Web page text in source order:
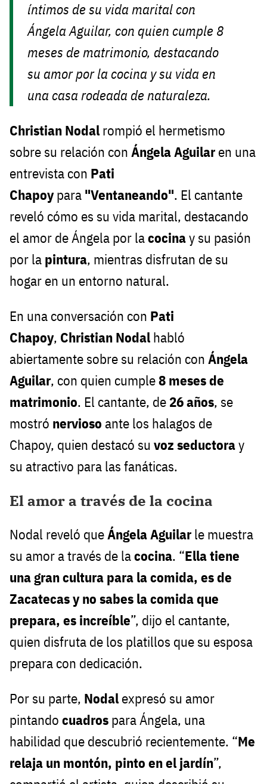
íntimos de su vida marital con
Ángela Aguilar, con quien cumple 8
meses de matrimonio, destacando
su amor por la cocina y su vida en
una casa rodeada de naturaleza.
Christian Nodal rompió el hermetismo
sobre su relación con Ángela Aguilar en una
entrevista con Pati
Chapoypara "Ventaneando". El cantante
reveló cómo es su vida marital, destacando
el amor de Ángela por lacocinay su pasión
por la pintura, mientras disfrutan de su
hogar en un entorno natural.
En una conversación con Pati
Chapoy, Christian Nodal habló
abiertamente sobre su relación con Ángela
Aguilar, con quien cumple8 meses de
matrimonio. El cantante, de 26 años, se
mostró nervioso ante los halagos de
Chapoy, quien destacó su voz seductoray
su atractivo para las fanáticas.
El amor a través de la cocina
Nodal reveló queÁngela Aguilar le muestra
su amor a través de lacocina. “Ella tiene
una gran cultura para la comida, es de
Zacatecas y no sabes la comida que
prepara, es increíble”, dijo el cantante,
quien disfruta de los platillos que su esposa
prepara con dedicación.
Por su parte, Nodal expresó su amor
pintando cuadros para Ángela, una
habilidad que descubrió recientemente. “Me
relaja un montón, pinto en el jardín”,